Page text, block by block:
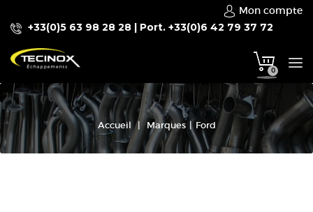
Mon compte
+33(0)5 63 98 28 28 | Port. +33(0)6 42 79 37 72
0
Accueil Marques Ford